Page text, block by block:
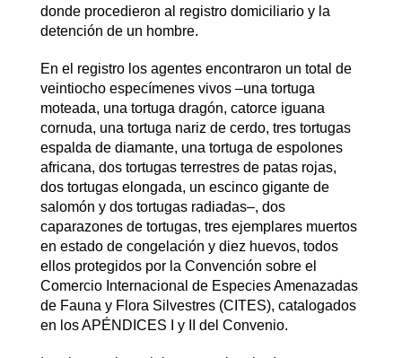
donde procedieron al registro domiciliario y la
detención de un hombre.
En el registro los agentes encontraron un total de
veintiocho especímenes vivos –una tortuga
moteada, una tortuga dragón, catorce iguana
cornuda, una tortuga nariz de cerdo, tres tortugas
espalda de diamante, una tortuga de espolones
africana, dos tortugas terrestres de patas rojas,
dos tortugas elongada, un escinco gigante de
salomón y dos tortugas radiadas–, dos
caparazones de tortugas, tres ejemplares muertos
en estado de congelación y diez huevos, todos
ellos protegidos por la Convención sobre el
Comercio Internacional de Especies Amenazadas
de Fauna y Flora Silvestres (CITES), catalogados
en los APÉNDICES I y II del Convenio.